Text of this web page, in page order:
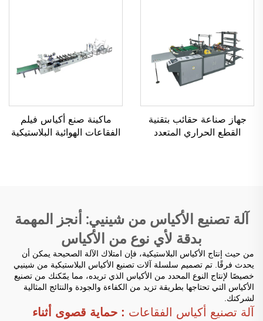
جهاز صناعة حقائب بتقنية
القطع الحراري المتعدد
ماكينة صنع أكياس فيلم
الفقاعات الهوائية البلاستيكية
آلة تصنيع الأكياس من شينيي: أنجز المهمة
بدقة لأي نوع من الأكياس
من حيث إنتاج الأكياس البلاستيكية، فإن امتلاك الآلة الصحيحة يمكن أن
يحدث فرقًا. تم تصميم سلسلة آلات تصنيع الأكياس البلاستيكية من شينيي
خصيصًا لإنتاج النوع المحدد من الأكياس الذي تريده، مما يمّكنك من تصنيع
الأكياس التي تحتاجها بطريقة تزيد من الكفاءة والجودة والنتائج المثالية
لشركتك.
آلة تصنيع أكياس الفقاعات : حماية قصوى أثناء